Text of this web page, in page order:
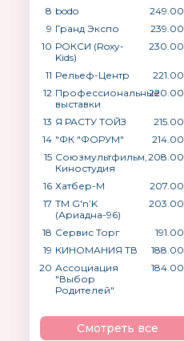
8 bodo
249.00
9 Гранд Экспо
239.00
10 РОКСИ (Roxy-
Kids)
230.00
11 Рельеф-Центр
221.00
12 Профессиональные
выставки
220.00
13 Я РАСТУ ТОЙЗ
215.00
14 "ФК "ФОРУМ"
214.00
15 Союзмультфильм,
Киностудия
208.00
16 Хатбер-М
207.00
17 ТМ G′n’K
(Ариадна-96)
203.00
18 Сервис Торг
191.00
19 КИНОМАНИЯ ТВ
188.00
20 Ассоциация
"Выбор
Родителей"
184.00
Смотреть все